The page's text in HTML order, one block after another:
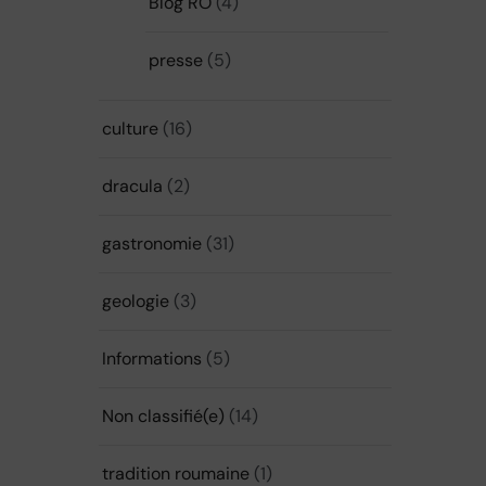
presse (5)
culture (16)
dracula (2)
gastronomie (31)
geologie (3)
Informations (5)
Non classifié(e) (14)
tradition roumaine (1)